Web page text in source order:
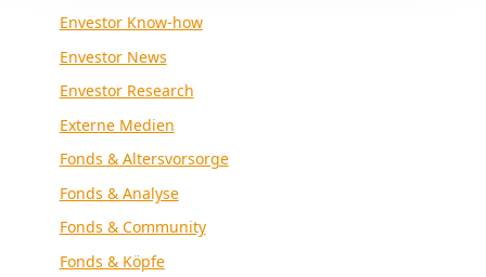
Envestor Know-how
Envestor News
Envestor Research
Externe Medien
Fonds & Altersvorsorge
Fonds & Analyse
Fonds & Community
Fonds & Köpfe